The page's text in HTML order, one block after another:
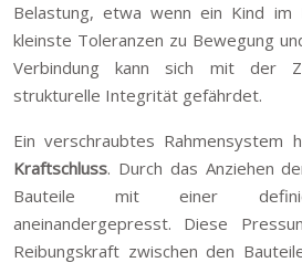
Belastung, etwa wenn ein Kind
kleinste Toleranzen zu Bewegung
Verbindung kann sich mit der
strukturelle Integrität gefährdet.
Ein verschraubtes Rahmensystem
Kraftschluss. Durch das Anziehen
Bauteile mit einer
aneinandergepresst. Diese
Reibungskraft zwischen den